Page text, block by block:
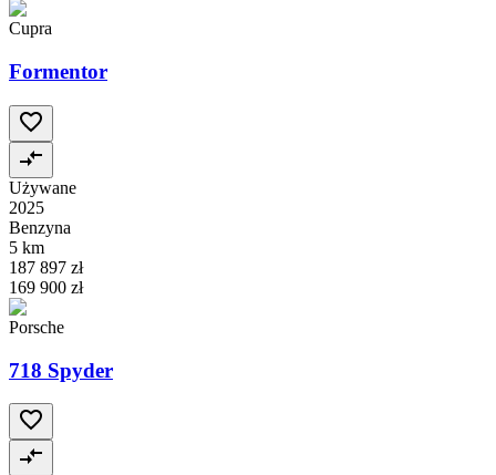
Cupra
Formentor
Używane
2025
Benzyna
5 km
187 897 zł
169 900 zł
Porsche
718 Spyder